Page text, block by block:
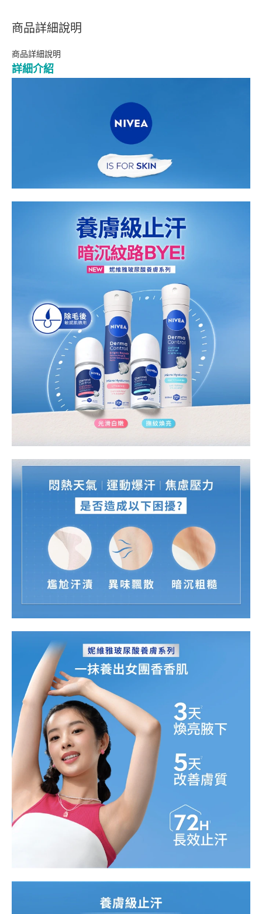
商品詳細說明
商品詳細說明
詳細介紹